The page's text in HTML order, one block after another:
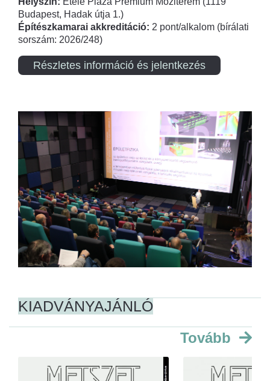
Budapest, Hadak útja 1.)
Építészkamarai akkreditáció: 2 pont/alkalom (bírálati
sorszám: 2026/248)
Részletes információ és jelentkezés
KIADVÁNYAJÁNLÓ
Tovább